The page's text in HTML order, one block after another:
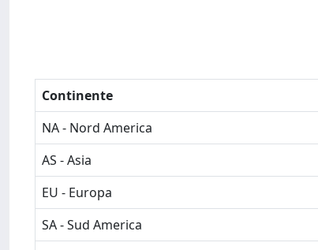
Continente
NA - Nord America
AS - Asia
EU - Europa
SA - Sud America